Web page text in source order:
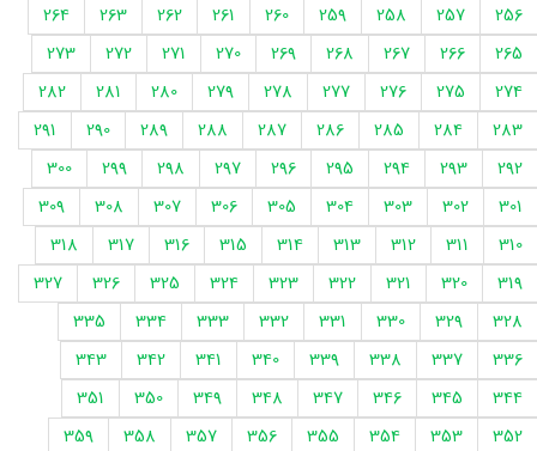
256
257
258
259
260
261
262
263
264
265
266
267
268
269
270
271
272
273
274
275
276
277
278
279
280
281
282
283
284
285
286
287
288
289
290
291
292
293
294
295
296
297
298
299
300
301
302
303
304
305
306
307
308
309
310
311
312
313
314
315
316
317
318
319
320
321
322
323
324
325
326
327
328
329
330
331
332
333
334
335
336
337
338
339
340
341
342
343
344
345
346
347
348
349
350
351
352
353
354
355
356
357
358
359